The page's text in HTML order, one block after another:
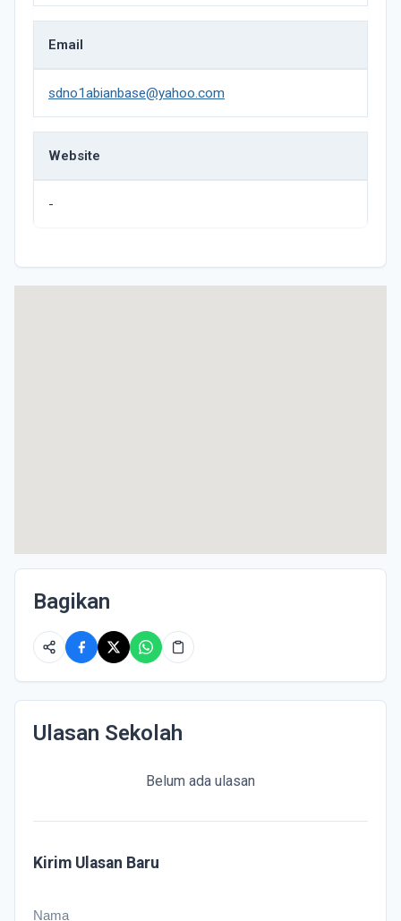
Email
sdno1abianbase@yahoo.com
Website
-
Bagikan
Ulasan Sekolah
Belum ada ulasan
Kirim Ulasan Baru